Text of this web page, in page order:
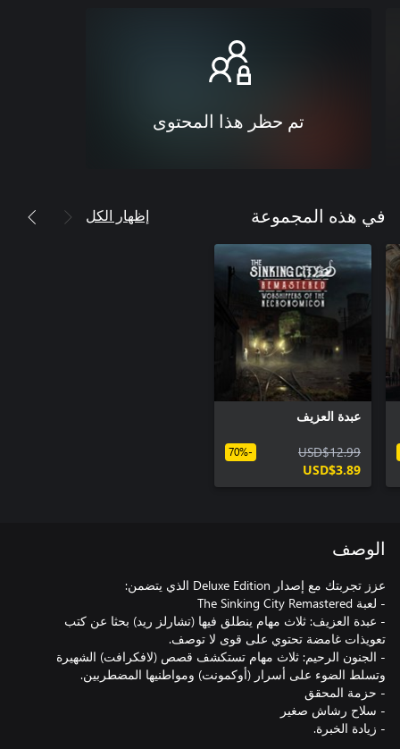
تم حظر هذا المحتوى
في هذه المجموعة إظهار الكل
عبدة العزيف
USD$12.99
USD$3.89
-70%
الوصف
- عبدة العزيف: ثلاث مهام ينطلق فيها (تشارلز ريد) بحثا عن كتب
- الجنون الرحيم: ثلاث مهام تستكشف قصص (لافكرافت) الشهيرة